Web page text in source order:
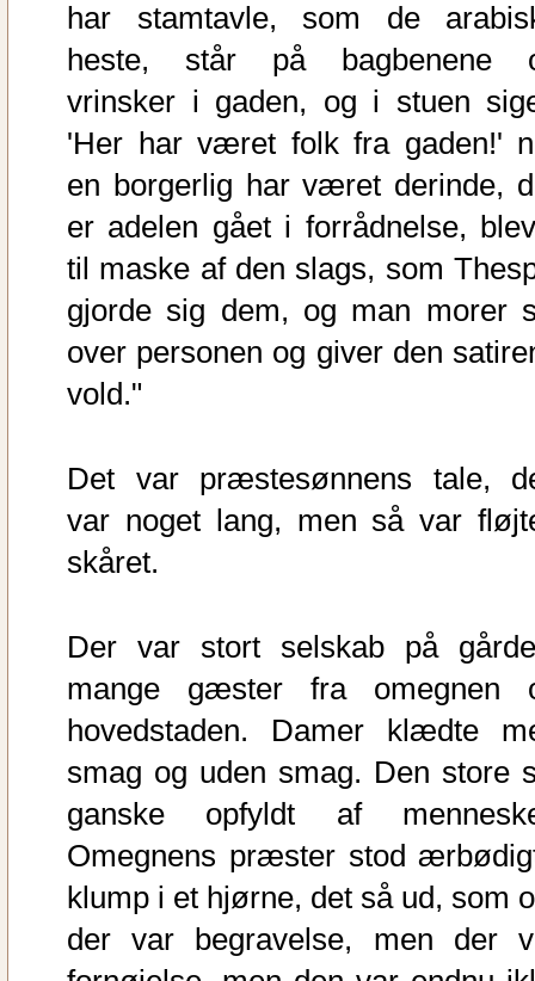
har stamtavle, som de
heste, står på bagbenene
vrinsker i gaden, og i stuen
'Her har været folk fra gaden!'
en borgerlig har været derinde,
er adelen gået i forrådnelse,
til maske af den slags, som
gjorde sig dem, og man morer
over personen og giver den
vold."
Det var præstesønnens tale,
var noget lang, men så var
skåret.
Der var stort selskab på
mange gæster fra omegnen
hovedstaden. Damer klædte
smag og uden smag. Den store
ganske opfyldt af
Omegnens præster stod
klump i et hjørne, det så ud, som
der var begravelse, men der